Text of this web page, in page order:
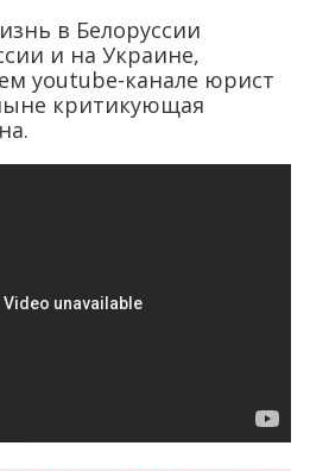
в Белоруссии
и на Украине,
youtube-канале юрист
критикующая